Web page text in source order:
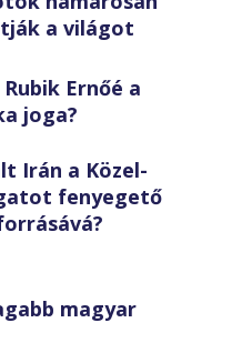
a világot
Ernőé a
joga?
Irán a Közel-
fenyegető
magyar